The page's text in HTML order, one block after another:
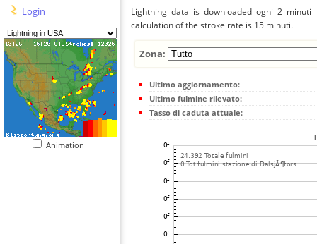
Login
Animation
Lightning data is downloaded ogni 2
calculation of the stroke rate is 15 minuti.
Zona:
Ultimo aggiornamento:
Ultimo fulmine rilevato:
Tasso di caduta attuale: